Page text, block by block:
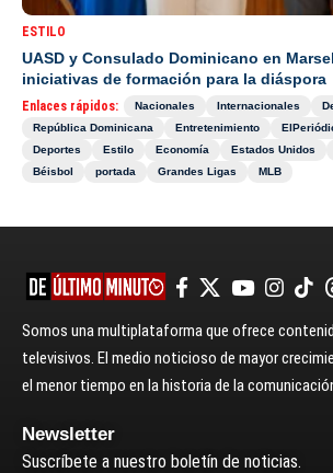
ESTILO
UASD y Consulado Dominicano en
iniciativas de formación para la diáspora
Enlaces rápidos: Nacionales Internacionales
República Dominicana
Entretenimiento
Deportes
Estilo Economía Estados Unidos
Béisbol
portada Grandes Ligas MLB
Somos una multiplataforma que ofrece
televisivos. El medio noticioso de mayor
el menor tiempo en la historia de la
Newsletter
Suscríbete a nuestro boletín de noticias.